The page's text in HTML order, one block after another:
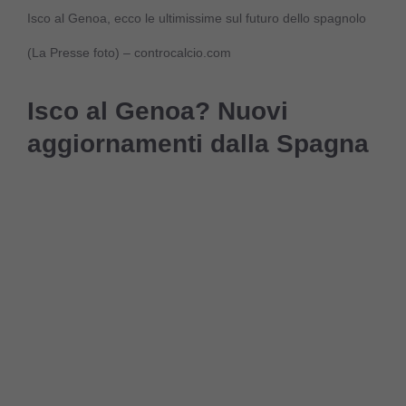
Isco al Genoa, ecco le ultimissime sul futuro dello spagnolo
(La Presse foto) – controcalcio.com
Isco al Genoa? Nuovi
aggiornamenti dalla Spagna